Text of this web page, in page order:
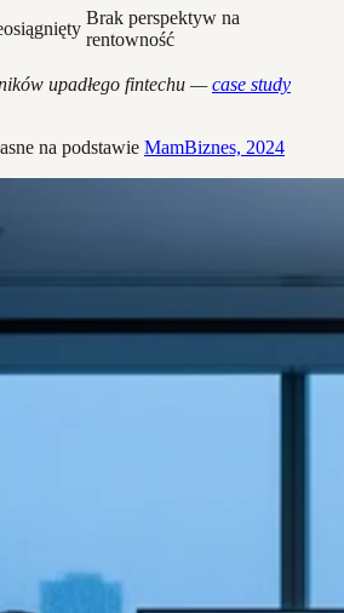
Brak perspektyw na
rentowność
upadłego fintechu —case study
na podstawie MamBiznes, 2024